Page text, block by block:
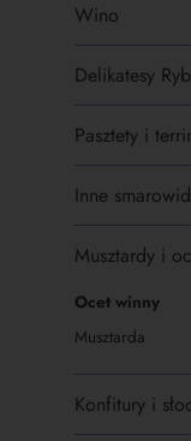
Wino
Delikatesy
Pasztety i
Inne
Musztardy i
Ocet winny
Musztarda
Konfitury i